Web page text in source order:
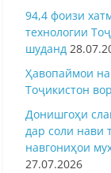
94,4 фоизи
технологии
шуданд
Ҳавопаймои
Тоҷикистон
Донишгоҳи
дар соли нави
навгониҳои
27.07.2026